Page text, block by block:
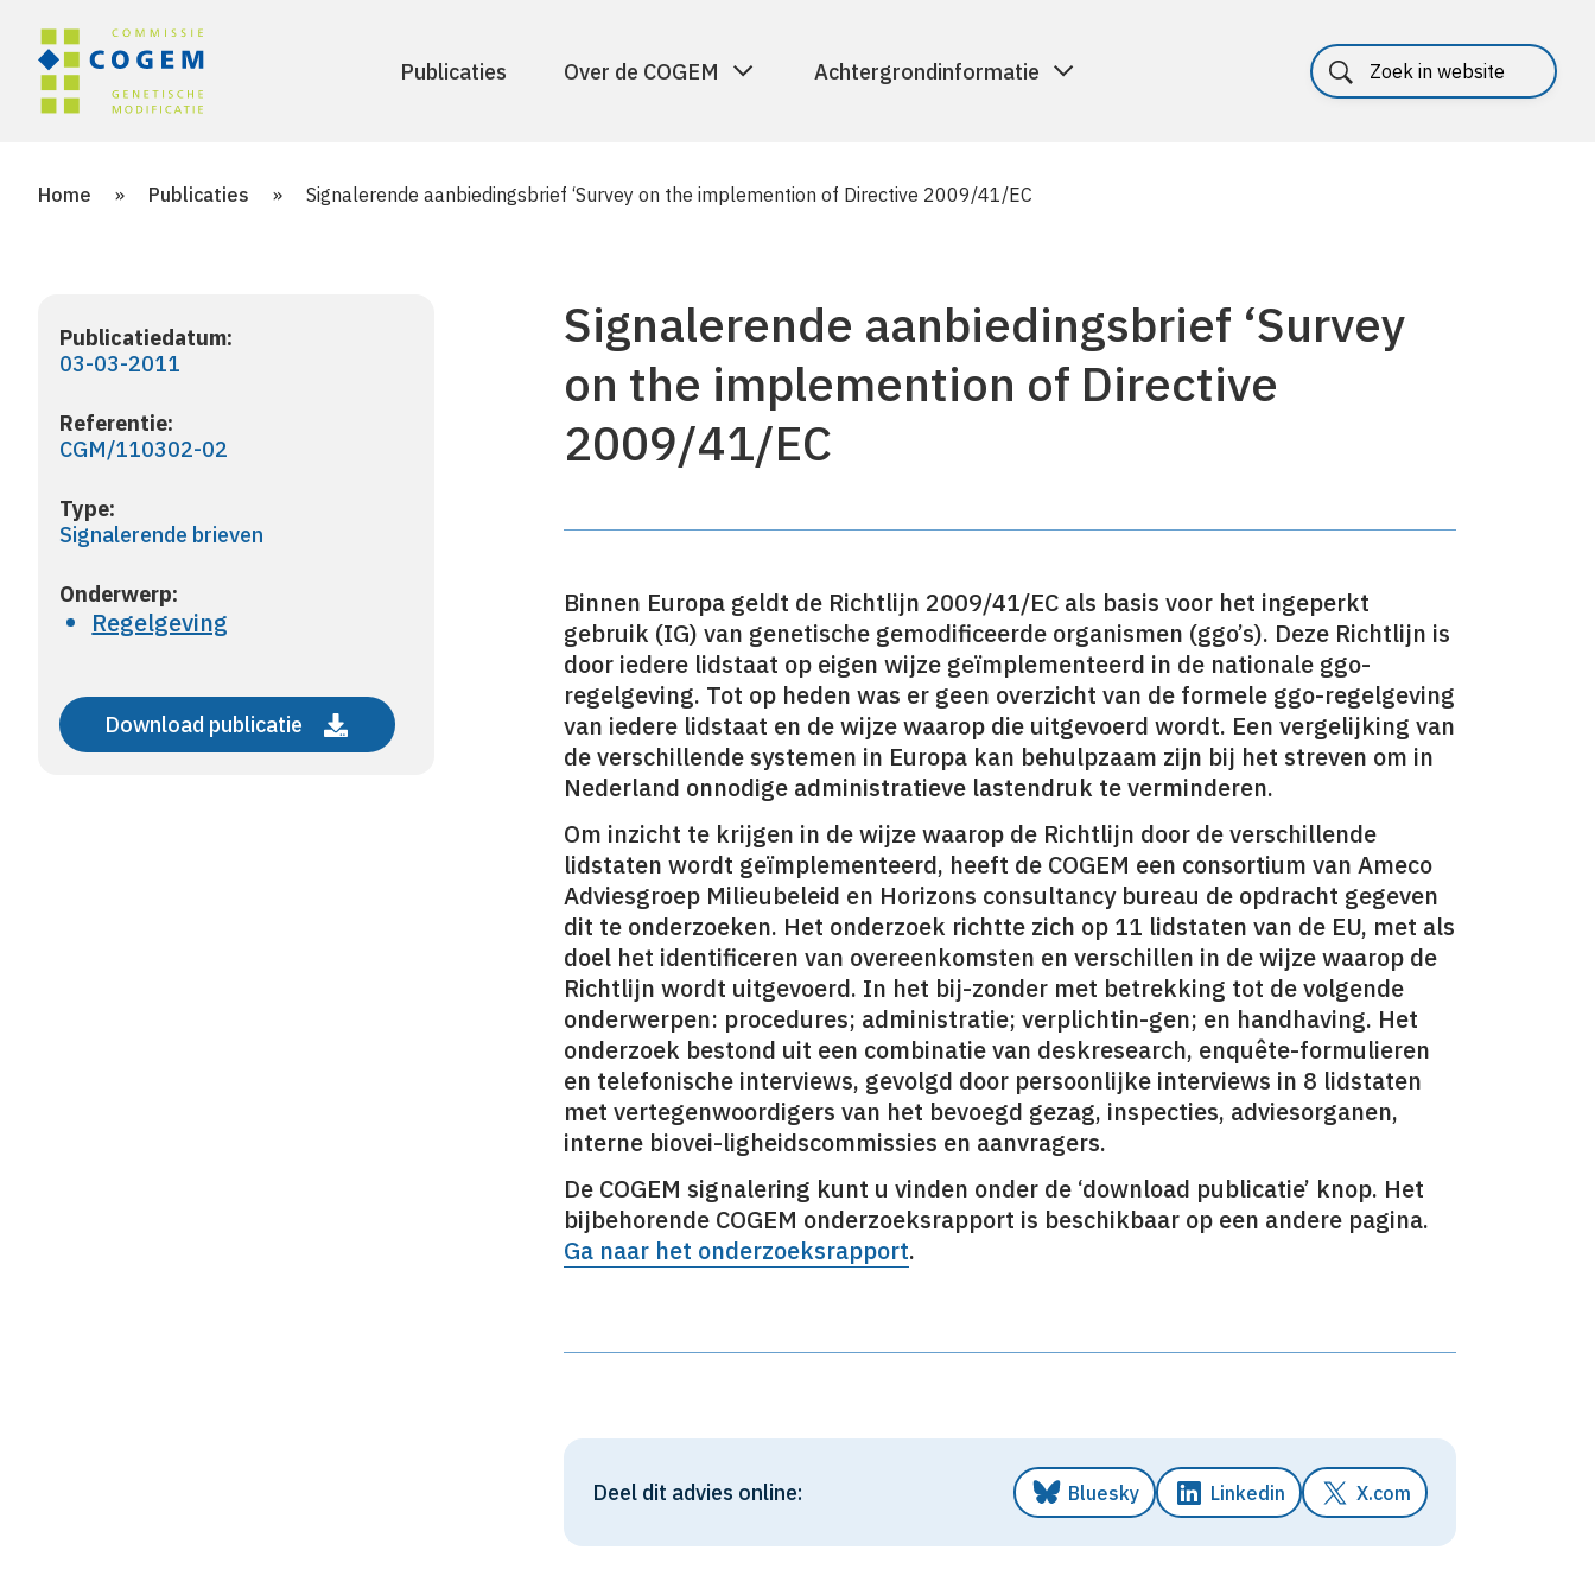
Publicaties Over de COGEM Achtergrondinformatie
Home » Publicaties » Signalerende aanbiedingsbrief ‘Survey on the implemention of Directive 2009/41/EC
Publicatiedatum:
03-03-2011
Referentie:
CGM/110302-02
Type:
Signalerende brieven
Onderwerp:
Regelgeving
Download publicatie
Signalerende aanbiedingsbrief ‘Survey
on the implemention of Directive
2009/41/EC
Binnen Europa geldt de Richtlijn 2009/41/EC als basis voor het ingeperkt
gebruik (IG) van genetische gemodificeerde organismen (ggo’s). Deze Richtlijn is
door iedere lidstaat op eigen wijze geïmplementeerd in de nationale ggo-
regelgeving. Tot op heden was er geen overzicht van de formele ggo-regelgeving
van iedere lidstaat en de wijze waarop die uitgevoerd wordt. Een vergelijking van
de verschillende systemen in Europa kan behulpzaam zijn bij het streven om in
Nederland onnodige administratieve lastendruk te verminderen.
Om inzicht te krijgen in de wijze waarop de Richtlijn door de verschillende
lidstaten wordt geïmplementeerd, heeft de COGEM een consortium van Ameco
Adviesgroep Milieubeleid en Horizons consultancy bureau de opdracht gegeven
dit te onderzoeken. Het onderzoek richtte zich op 11 lidstaten van de EU, met als
doel het identificeren van overeenkomsten en verschillen in de wijze waarop de
Richtlijn wordt uitgevoerd. In het bij-zonder met betrekking tot de volgende
onderwerpen: procedures; administratie; verplichtin-gen; en handhaving. Het
onderzoek bestond uit een combinatie van deskresearch, enquête-formulieren
en telefonische interviews, gevolgd door persoonlijke interviews in 8 lidstaten
met vertegenwoordigers van het bevoegd gezag, inspecties, adviesorganen,
interne biovei-ligheidscommissies en aanvragers.
De COGEM signalering kunt u vinden onder de ‘download publicatie’ knop. Het
bijbehorende COGEM onderzoeksrapport is beschikbaar op een andere pagina.
Ga naar het onderzoeksrapport.
Deel dit advies online: Bluesky Linkedin X.com